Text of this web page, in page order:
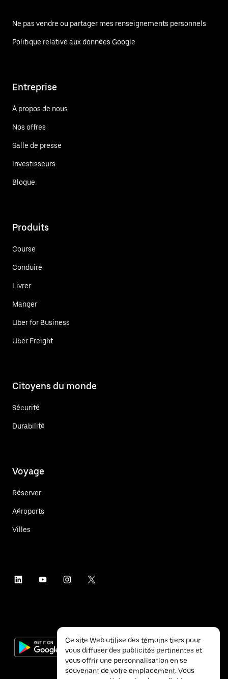
Ne pas vendre ou partager mes renseignements personnels
Politique relative aux données Google
Entreprise
À propos de nous
Nos offres
Salle de presse
Investisseurs
Blogue
Produits
Course
Conduire
Livrer
Manger
Uber for Business
Uber Freight
Citoyens du monde
Sécurité
Durabilité
Voyage
Réserver
Aéroports
Villes
Ce site Web utilise des témoins tiers pour
vous diffuser des publicités pertinentes et
vous offrir une personnalisation en se
souvenant de votre emplacement. Vous